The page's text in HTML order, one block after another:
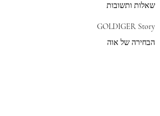
שאלות ותשובות
GOLDIGER Story
הבחירה של אוה